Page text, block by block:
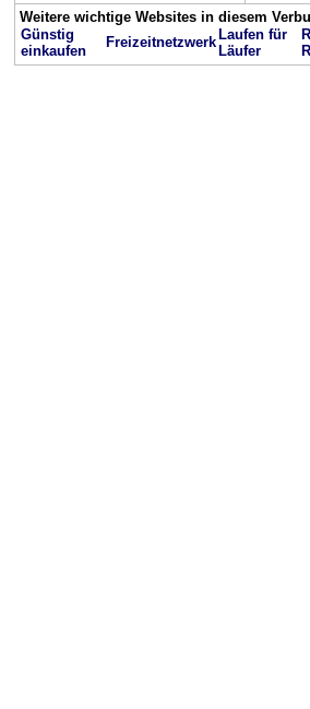
Weitere wichtige Websites in diesem
Günstig
einkaufen
Freizeitnetzwerk Laufen für
Läufer